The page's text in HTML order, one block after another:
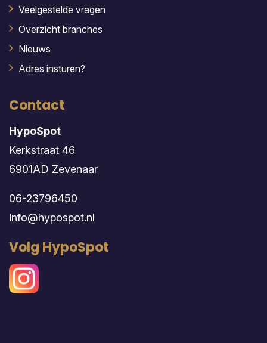
Veelgestelde vragen
Overzicht branches
Nieuws
Adres insturen?
Contact
HypoSpot
Kerkstraat 46
6901AD Zevenaar
06-23796450
info@hypospot.nl
Volg HypoSpot